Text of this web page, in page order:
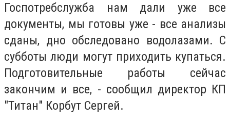
Госпотребслужба нам дали уже все
документы, мы готовы уже - все анализы
сданы, дно обследовано водолазами. С
субботы люди могут приходить купаться.
Подготовительные работы сейчас
закончим и все, - сообщил директор КП
"Титан" Корбут Сергей.